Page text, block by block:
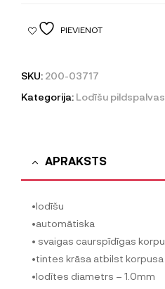
PIEVIENOT
SKU: 200-03717
Kategorija: Lodīšu pildspalvas
APRAKSTS
•lodīšu
•automātiska
• svaigas caurspīdīgas
•tintes krāsa atbilst korpusa
•lodītes diametrs – 1.0mm